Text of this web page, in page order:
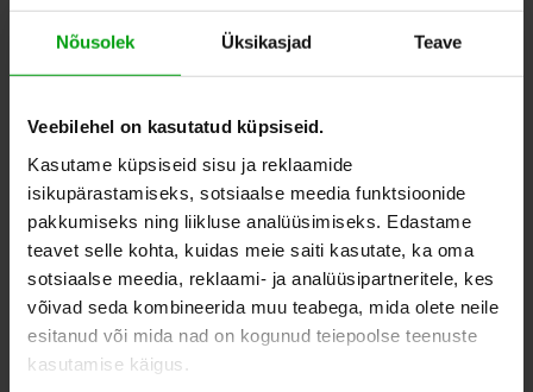
Nõusolek Üksikasjad Teave
Veebilehel on kasutatud küpsiseid.
Kasutame küpsiseid sisu ja reklaamide
isikupärastamiseks, sotsiaalse meedia funktsioonide
pakkumiseks ning liikluse analüüsimiseks. Edastame
teavet selle kohta, kuidas meie saiti kasutate, ka oma
sotsiaalse meedia, reklaami- ja analüüsipartneritele, kes
võivad seda kombineerida muu teabega, mida olete neile
esitanud või mida nad on kogunud teiepoolse teenuste
kasutamise käigus.
ШТ.
10,00–35,00EUR
ДОБАВИТЬ В СПИСОК
ЖЕЛАНИЙ